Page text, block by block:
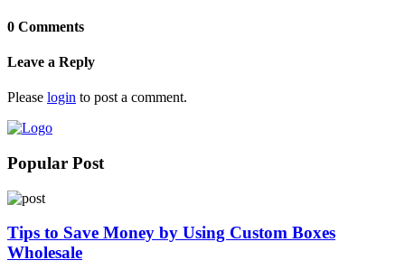
0 Comments
Leave a Reply
Please login to post a comment.
Popular Post
Tips to Save Money by Using Custom Boxes
Wholesale